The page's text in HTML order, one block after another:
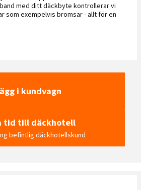
med ditt däckbyte kontrollerar vi
som exempelvis bromsar - allt för en
i kundvagn
tid till däckhotell
befintlig däckhotellskund